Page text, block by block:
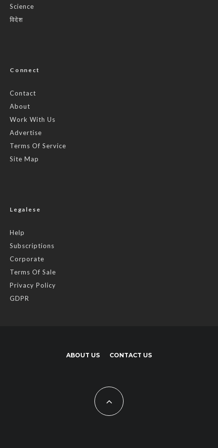
Science
विदेश
Connect
Contact
About
Work With Us
Advertise
Terms Of Service
Site Map
Legalese
Help
Subscriptions
Corporate
Terms Of Sale
Privacy Policy
GDPR
ABOUT US CONTACT US